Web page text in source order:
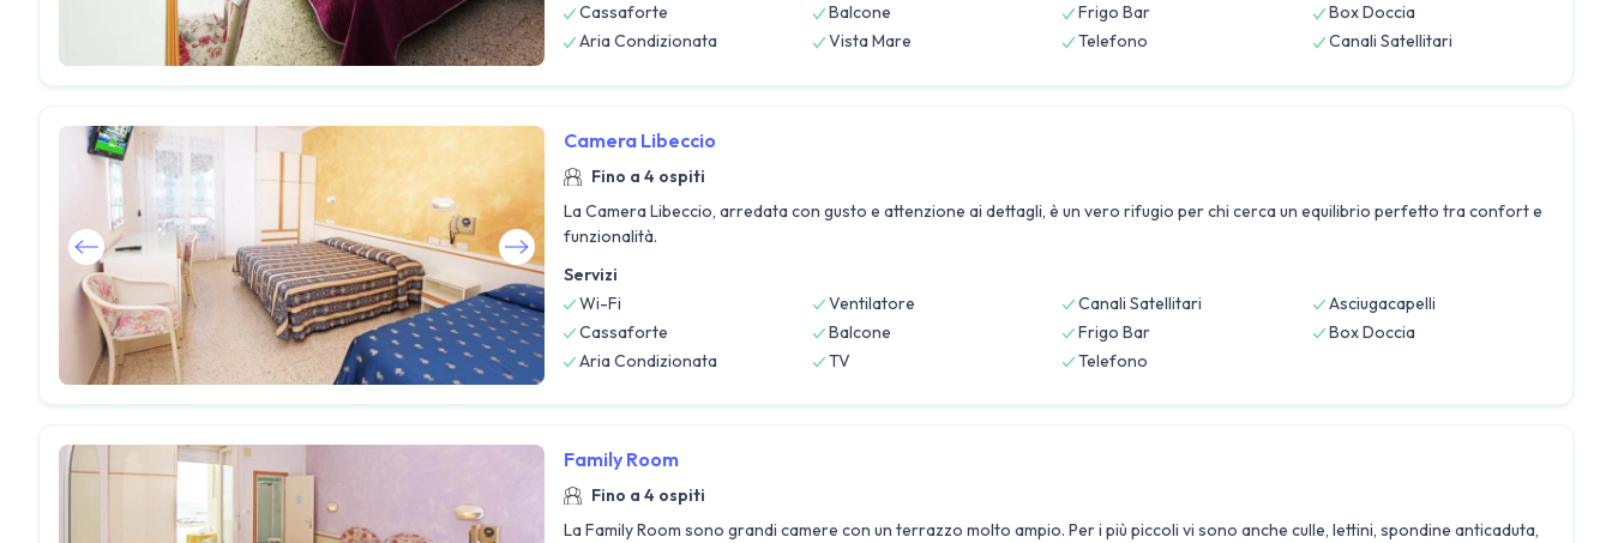
Cassaforte
Balcone Frigo Bar
Box Doccia
Aria Condizionata
Vista Mare Telefono Canali Satellitari
Camera Libeccio
Fino a 4 ospiti
La Camera Libeccio, arredata con gusto e attenzione ai dettagli, è un vero rifugio per chi cerca un equilibrio perfetto tra confort e
funzionalità.
Servizi
Wi-Fi
Ventilatore Canali Satellitari
Asciugacapelli
Cassaforte
Balcone Frigo Bar
Box Doccia
Aria Condizionata
TV Telefono
Family Room
Fino a 4 ospiti
La Family Room sono grandi camere con un terrazzo molto ampio. Per i più piccoli vi sono anche culle, lettini, spondine anticaduta,